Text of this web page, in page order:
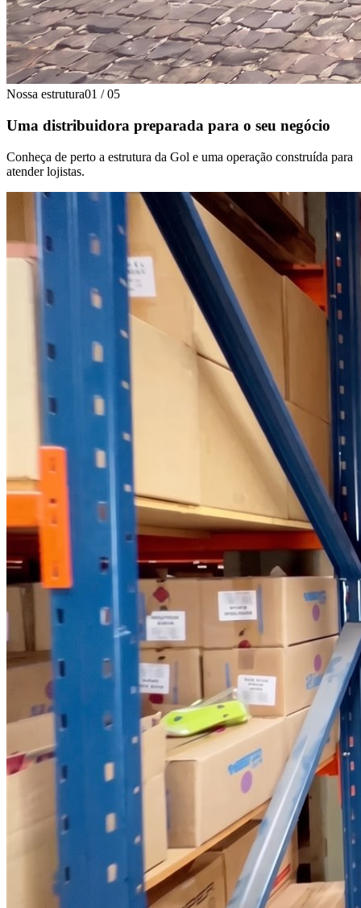
Nossa estrutura01 / 05
Uma distribuidora preparada para o seu negócio
Conheça de perto a estrutura da Gol e uma operação construída para
atender lojistas.